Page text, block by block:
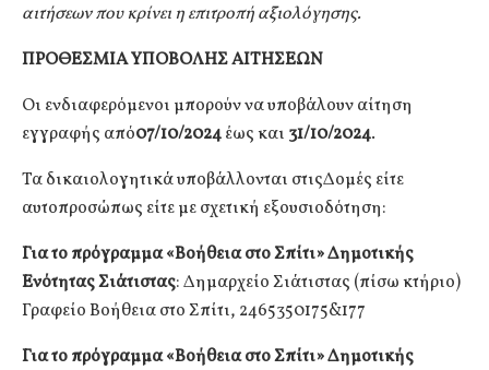
αιτήσεων που κρίνει η επιτροπή αξιολόγησης.
ΠΡΟΘΕΣΜΙΑ ΥΠΟΒΟΛΗΣ ΑΙΤΗΣΕΩΝ
Οι ενδιαφερόμενοι μπορούν να υποβάλουν αίτηση
εγγραφής από07/10/2024έως και 31/10/2024.
Τα δικαιολογητικά υποβάλλονται στιςΔομές είτε
αυτοπροσώπως είτε με σχετική εξουσιοδότηση:
Για το πρόγραμμα «Βοήθεια στο Σπίτι» Δημοτικής
Ενότητας Σιάτιστας: Δημαρχείο Σιάτιστας (πίσω κτήριο)
Γραφείο Βοήθεια στο Σπίτι, 2465350175&177
Για το πρόγραμμα «Βοήθεια στο Σπίτι» Δημοτικής